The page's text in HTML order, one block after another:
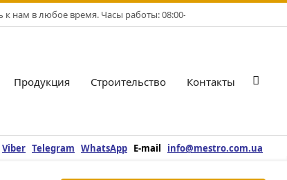
к нам в любое время. Часы работы: 08:00-17:00. Рабочие дни:
Продукция Строительство Контакты
Viber Telegram WhatsApp E-mail info@mestro.com.ua